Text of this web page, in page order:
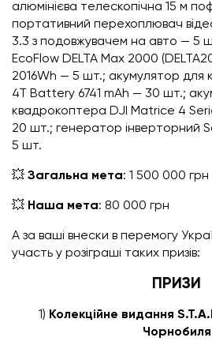
алюмінієва телескопічна 15 м
портативний перехоплювач
3.3 з подовжувачем на авто — 5
EcoFlow DELTA Max 2000
2016Wh — 5 шт.; акумулятор для
4T Battery 6741 mAh — 30 шт.;
квадрокоптера DJI Matrice 4
20 шт.; генератор інверторний
5 шт.
💥 Загальна мета: 1 500 000 грн
💥 Наша мета: 80 000 грн
А за ваші внески в перемогу
участь у розіграші таких призів:
ПРИЗИ
1) Колекційне видання
Чорнобиля